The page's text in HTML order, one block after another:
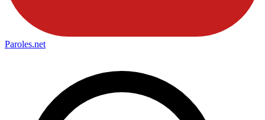
Paroles.net